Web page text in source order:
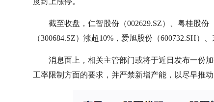
截至收盘，仁智股份（002629.SZ）、粤桂股份
（300684.SZ）涨超10%，爱旭股份（600732.SH）
消息面上，相关主管部门或将于近日发布一份
工率限制方面的要求，并严禁新增产能，以尽早推动